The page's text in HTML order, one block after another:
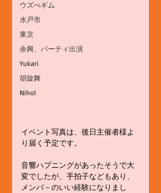
ウズべギム
水戸市
東京
余興、パーティ出演
Yukari
胡旋舞
Nihol
イベント写真は、後日主催者様よ
り届く予定です。
音響ハプニングがあったそうで大
変でしたが、手拍子などもあり、
メンバ－のいい経験になりまし